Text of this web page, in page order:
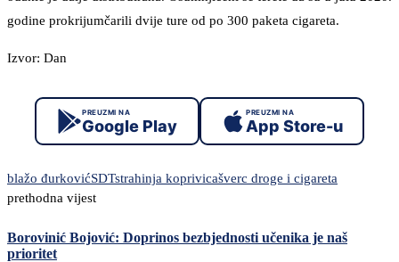
godine prokrijumčarili dvije ture od po 300 paketa cigareta.
Izvor: Dan
PREUZMI NA
Google Play
PREUZMI NA
App Store-u
blažo đurkovićSDTstrahinja koprivicašverc droge i cigareta
prethodna vijest
Borovinić Bojović: Doprinos bezbjednosti učenika je naš
prioritet